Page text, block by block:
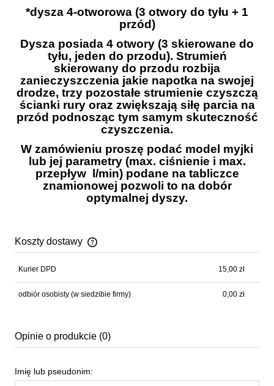
*dysza 4-otworowa (3 otwory do tyłu + 1
przód)
Dysza posiada 4 otwory (3 skierowane do
tyłu, jeden do przodu). Strumień
skierowany do przodu rozbija
zanieczyszczenia jakie napotka na swojej
drodze, trzy pozostałe strumienie czyszczą
ścianki rury oraz zwiększają siłę parcia na
przód podnosząc tym samym skuteczność
czyszczenia.
W zamówieniu proszę podać model myjki
lub jej parametry (max. ciśnienie i max.
przepływ l/min) podane na tabliczce
znamionowej pozwoli to na dobór
optymalnej dyszy.
Koszty dostawy
Cena nie zawiera ewentualnych kosztów płatności
Kurier DPD 15,00 zł
odbiór osobisty (w siedzibie firmy) 0,00 zł
Opinie o produkcie (0)
Imię lub pseudonim: